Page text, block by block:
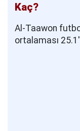
Kaç?
Al-Taawon
ortalaması